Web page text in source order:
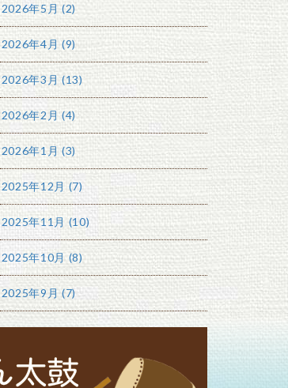
2026年5月 (2)
2026年4月 (9)
2026年3月 (13)
2026年2月 (4)
2026年1月 (3)
2025年12月 (7)
2025年11月 (10)
2025年10月 (8)
2025年9月 (7)